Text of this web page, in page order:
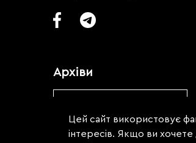
Архіви
Цей сайт використовує
інтересів. Якщо ви